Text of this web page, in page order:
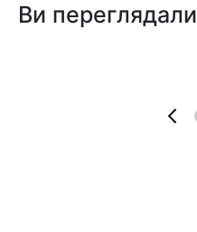
Ви переглядали